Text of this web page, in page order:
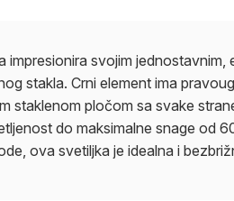
impresionira svojim jednostavnim,
stakla. Crni element ima
staklenom pločom sa svake
do maksimalne snage od
ova svetiljka je idealna i